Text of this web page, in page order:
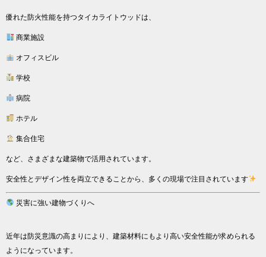
優れた防火性能を持つタイカライトウッドは、
商業施設
オフィスビル
学校
病院
ホテル
集合住宅
など、さまざまな建築物で活用されています。
安全性とデザイン性を両立できることから、多くの現場で注目されています
災害に強い建物づくりへ
近年は防災意識の高まりにより、建築材料にもより高い安全性能が求められる
ようになっています。